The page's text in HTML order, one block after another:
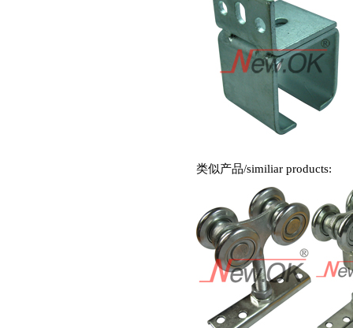
类似产品/similiar products: